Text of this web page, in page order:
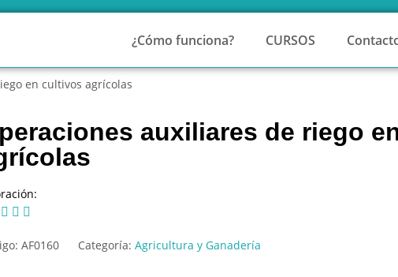
¿Cómo funciona? CURSOS
en cultivos agrícolas
auxiliares de riego
  
AF0160 Categoría: Agricultura y Ganadería